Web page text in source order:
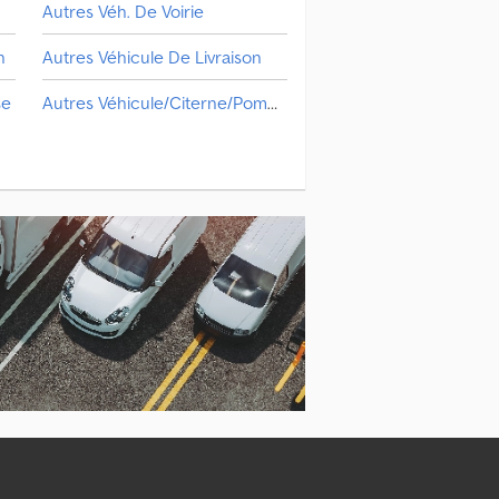
Autres Technologie De Transport Pour L'agriculture
Autres Véh. De Voirie
Autres Véhicule De Livraison
Autres Véhicule/Citerne/Pompe À Fumier
Machine Pour Arboriculture Et Viticulture